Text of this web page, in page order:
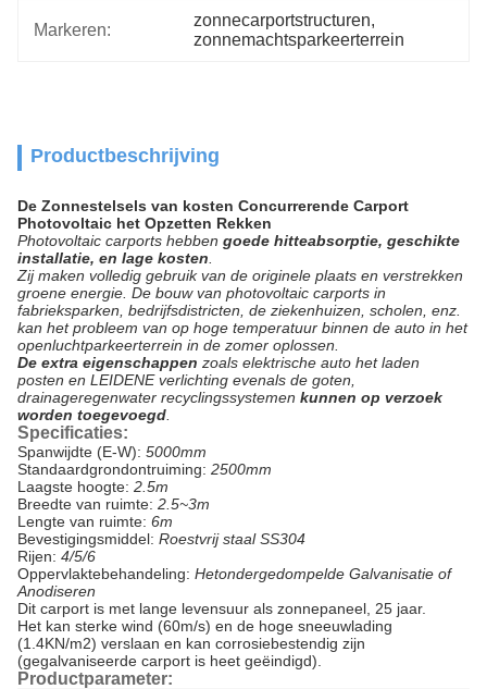
Markeren:
zonnecarportstructuren,
zonnemachtsparkeerterrein
Productbeschrijving
De Zonnestelsels van kosten Concurrerende Carport
Photovoltaic het Opzetten Rekken
Photovoltaic carports hebben goede hitteabsorptie, geschikte
installatie, en lage kosten
Zij maken volledig gebruik van de originele plaats en verstrekken
groene energie. De bouw van photovoltaic carports in
fabrieksparken, bedrijfsdistricten, de ziekenhuizen, scholen, enz.
kan het probleem van op hoge temperatuur binnen de auto in het
openluchtparkeerterrein in de zomer oplossen.
De extra eigenschappen zoals elektrische auto het laden
posten en LEIDENE verlichting evenals de goten,
drainageregenwater recyclingssystemen kunnen op verzoek
worden toegevoegd
Specificaties:
Spanwijdte (E-W): 5000mm
Standaardgrondontruiming: 2500mm
Laagste hoogte: 2.5m
Breedte van ruimte: 2.5~3m
Lengte van ruimte: 6m
Bevestigingsmiddel: Roestvrij staal SS304
Rijen: 4/5/6
Oppervlaktebehandeling: Hetondergedompelde Galvanisatie of
Anodiseren
Dit carport is met lange levensuur als zonnepaneel, 25 jaar.
Het kan sterke wind (60m/s) en de hoge sneeuwlading
(1.4KN/m2) verslaan en kan corrosiebestendig zijn
(gegalvaniseerde carport is heet geëindigd).
Productparameter: